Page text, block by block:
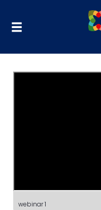
webinar 1